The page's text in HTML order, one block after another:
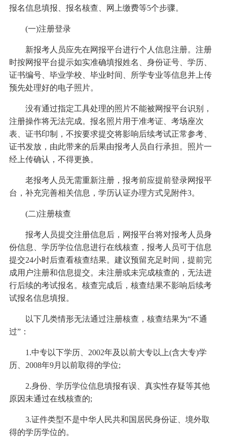
报名信息填报、报名核查、网上缴费等5个步骤。
(一)注册登录
新报考人员应先在网报平台进行个人信息注册。注册
时按网报平台提示如实准确填报姓名、身份证号、学历、
证书编号、毕业学校、毕业时间、所学专业等信息并上传
预先处理好的电子照片。
没有通过指定工具处理的照片不能被网报平台识别，
注册操作将无法完成。报名照片用于准考证、考场座次
表、证书印制，不按要求提交将影响后续考试正常参考、
证书发放，由此带来的后果由报考人员自行承担。照片一
经上传确认，不得更换。
老报考人员无需重新注册，报考前应提前登录网报平
台，补充完善相关信息，学历认证办理方式见附件3。
(二)注册核查
报考人员提交注册信息后，网报平台将对报考人员身
份信息、学历学位信息进行在线核查，报考人员可于信息
提交24小时后查看核查结果。建议预留充足时间，提前完
成用户注册和信息提交。未注册或未完成核查的，无法进
行后续的考试报名。核查完成后，核查结果不影响后续考
试报名信息填报。
以下几类情形无法通过注册核查，核查结果为“不通
过”：
1.中专以下学历、2002年及以前大专以上(含大专)学
历、2008年9月以前取得的学位;
2.身份、学历学位信息填报有误、真实性存疑等其他
原因未通过在线核查的;
3.证件类型不是中华人民共和国居民身份证、境外取
得的学历学位的。